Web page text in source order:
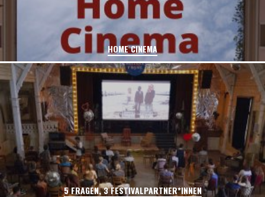
HOME CINEMA
5 FRAGEN, 3 FESTIVALPARTNER*INNEN